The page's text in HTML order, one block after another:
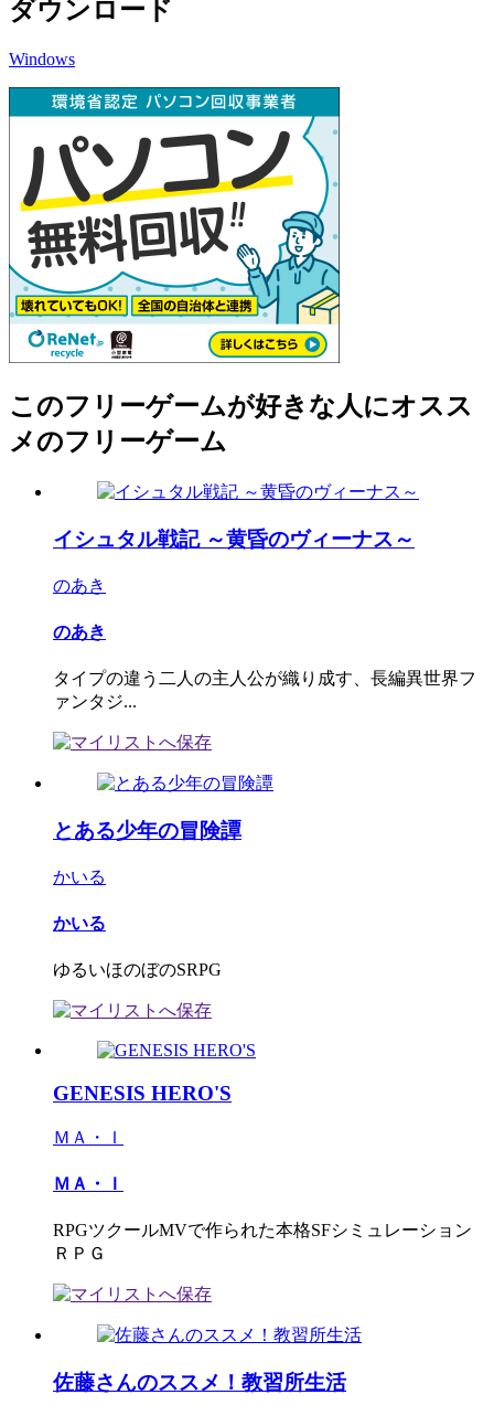
ダウンロード
Windows
このフリーゲームが好きな人にオスス
メのフリーゲーム
イシュタル戦記 ～黄昏のヴィーナス～
のあき
のあき
タイプの違う二人の主人公が織り成す、長編異世界フ
ァンタジ...
とある少年の冒険譚
かいる
かいる
ゆるいほのぼのSRPG
GENESIS HERO'S
ＭＡ・Ｉ
ＭＡ・Ｉ
RPGツクールMVで作られた本格SFシミュレーション
ＲＰＧ
佐藤さんのススメ！教習所生活